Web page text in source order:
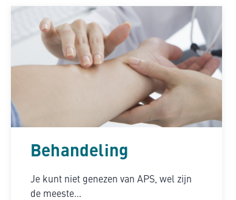
Behandeling
Je kunt niet genezen van APS, wel zijn
de meeste...